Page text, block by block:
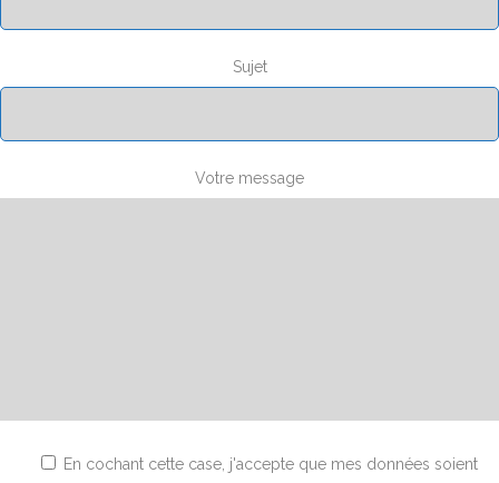
Sujet
Votre message
En cochant cette case, j'accepte que mes données soient